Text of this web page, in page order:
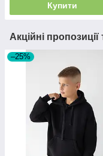
Купити
Акційні
–25%